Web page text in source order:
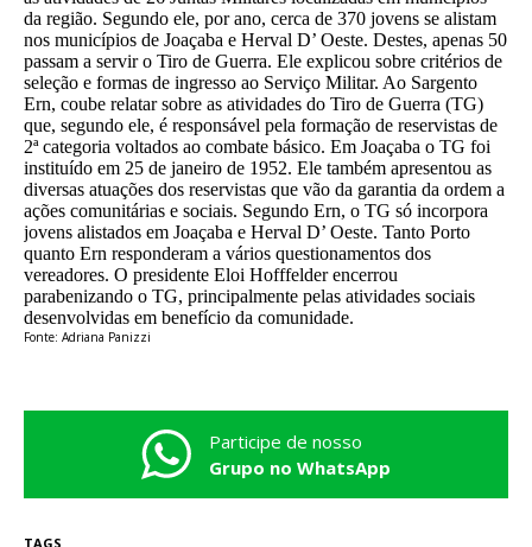
da região. Segundo ele, por ano, cerca de 370 jovens se alistam
nos municípios de Joaçaba e Herval D’ Oeste. Destes, apenas 50
passam a servir o Tiro de Guerra. Ele explicou sobre critérios de
seleção e formas de ingresso ao Serviço Militar. Ao Sargento
Ern, coube relatar sobre as atividades do Tiro de Guerra (TG)
que, segundo ele, é responsável pela formação de reservistas de
2ª categoria voltados ao combate básico. Em Joaçaba o TG foi
instituído em 25 de janeiro de 1952. Ele também apresentou as
diversas atuações dos reservistas que vão da garantia da ordem a
ações comunitárias e sociais. Segundo Ern, o TG só incorpora
jovens alistados em Joaçaba e Herval D’ Oeste. Tanto Porto
quanto Ern responderam a vários questionamentos dos
vereadores. O presidente Eloi Hofffelder encerrou
parabenizando o TG, principalmente pelas atividades sociais
desenvolvidas em benefício da comunidade.
Fonte: Adriana Panizzi
Participe de nosso
Grupo no WhatsApp
TAGS